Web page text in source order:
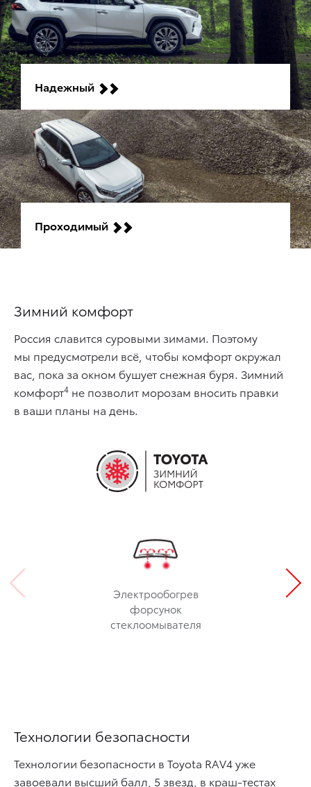
Надежный
Проходимый
Зимний комфорт
Россия славится суровыми зимами. Поэтому
мы предусмотрели всё, чтобы комфорт окружал
вас, пока за окном бушует снежная буря. Зимний
комфорт4 не позволит морозам вносить правки
в ваши планы на день.
Электрообогрев
форсунок
стеклоомывателя
Технологии безопасности
Технологии безопасности в Toyota RAV4 уже
завоевали высший балл, 5 звезд, в краш-тестах